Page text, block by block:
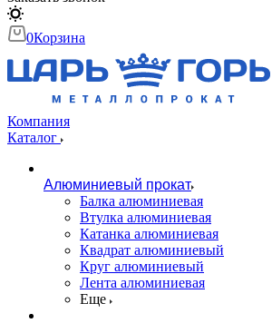
0Корзина
Компания
Каталог
Алюминиевый прокат
Балка алюминиевая
Втулка алюминиевая
Катанка алюминиевая
Квадрат алюминиевый
Круг алюминиевый
Лента алюминиевая
Еще